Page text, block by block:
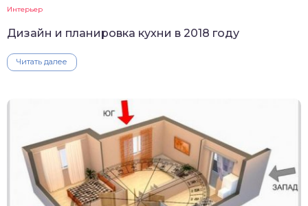
Интерьер
Дизайн и планировка кухни в 2018 году
Читать далее